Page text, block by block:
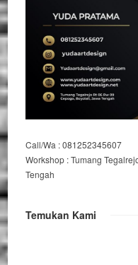
Call/Wa : 081252345607
Workshop : Tumang
Tengah
Temukan Kami